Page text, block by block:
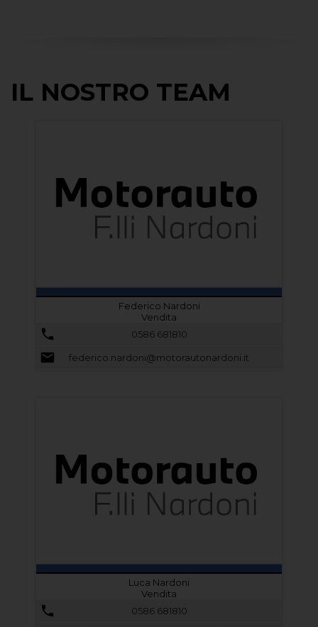
IL NOSTRO TEAM
Federico Nardoni
Vendita
0586 681810
federico.nardoni@motorautonardoni.it
Luca Nardoni
Vendita
0586 681810